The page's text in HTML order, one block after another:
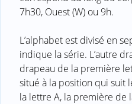
7h30, Ouest (W) ou 9h.
L’alphabet est divisé en
indique la série. L’autre
drapeau de la première
situé à la position qui suit
la lettre A, la première de